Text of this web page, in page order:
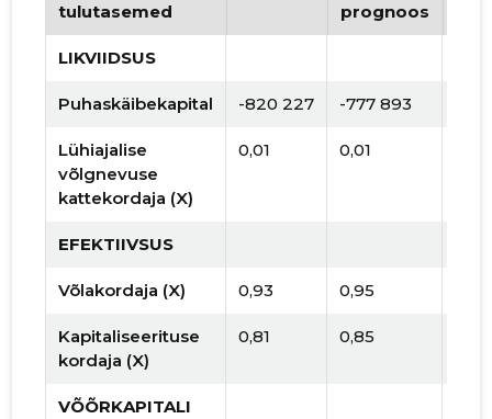
tulutasemed
prognoos
LIKVIIDSUS
Puhaskäibekapital -820 227 -777 893
Lühiajalise
võlgnevuse
kattekordaja (X)
0,01 0,01
EFEKTIIVSUS
Võlakordaja (X) 0,93 0,95
Kapitaliseerituse
kordaja (X)
0,81 0,85
VÕÕRKAPITALI